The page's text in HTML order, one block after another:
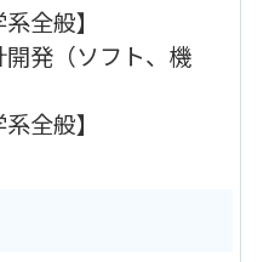
全般】
発（ソフト、機
全般】